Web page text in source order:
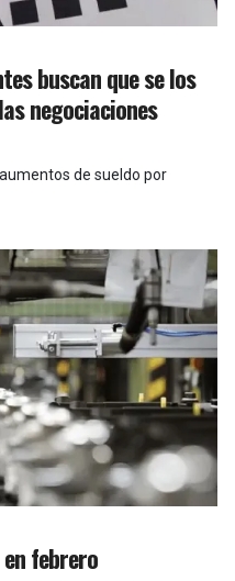
buscan que se los
negociaciones
de sueldo por
febrero